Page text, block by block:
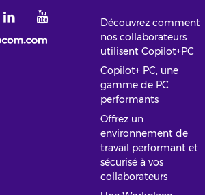
Découvrez comment
nos collaborateurs
utilisent Copilot+PC
Copilot+ PC, une
gamme de PC
performants
Offrez un
environnement de
travail performant et
sécurisé à vos
collaborateurs